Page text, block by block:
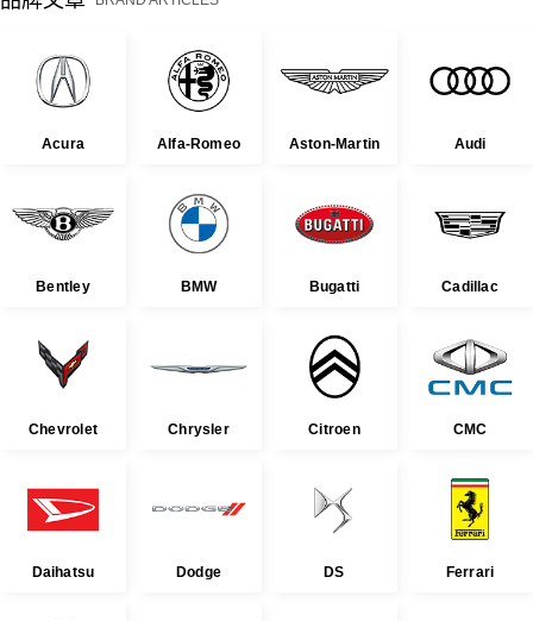
Acura Alfa-Romeo Aston-Martin Audi
Bentley BMW Bugatti Cadillac
Chevrolet Chrysler Citroen CMC
Daihatsu Dodge DS Ferrari